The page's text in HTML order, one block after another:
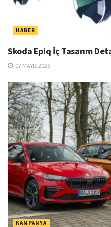
HABER
Skoda Epiq İç Tasarım
07 MAYIS 2026
KAMPANYA